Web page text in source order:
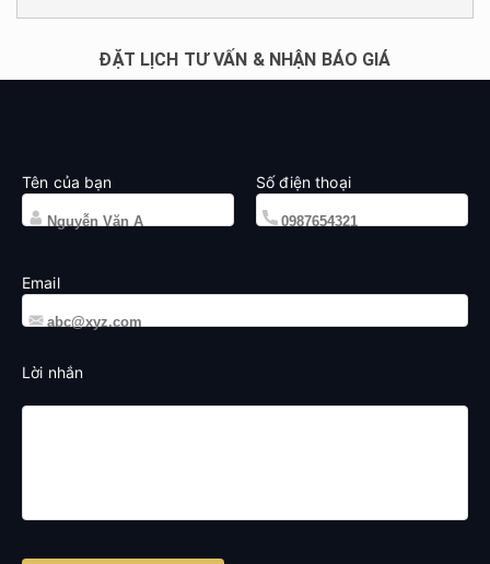
ĐẶT LỊCH TƯ VẤN & NHẬN BÁO GIÁ
Tên của bạn Số điện thoại
Email
Lời nhắn